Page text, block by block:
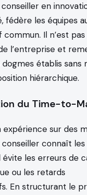
en
fédère les équipes
commun. Il n’est pas
l’entreprise et
dogmes établis sans
hiérarchique.
du Time-to-
expérience sur des
conseiller connaît
évite les erreurs de
ou les retards
En structurant le